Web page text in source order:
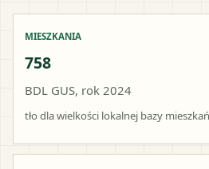
MIESZKANIA
758
BDL GUS, rok 2024
tło dla wielkości lokalnej bazy mieszkań